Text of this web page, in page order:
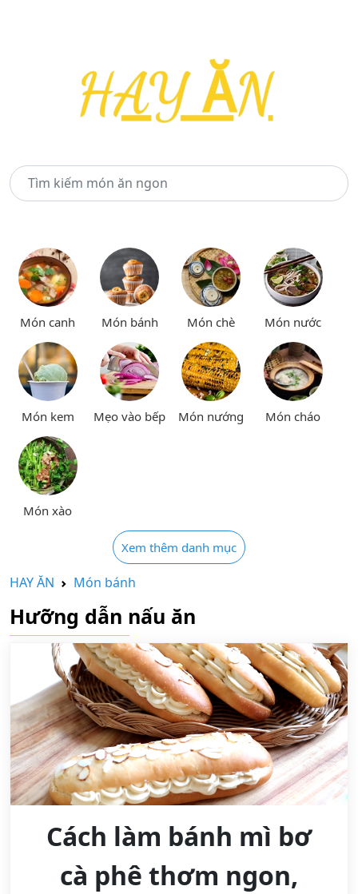
Món canh Món bánh Món chè Món nước
Món kem Mẹo vào bếp Món nướng Món cháo
Món xào
Xem thêm danh mục
HAY ĂN Món bánh
Hưỡng dẫn nấu ăn
Cách làm bánh mì bơ
cà phê thơm ngon,